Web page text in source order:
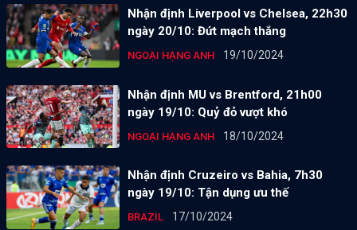
Nhận định Liverpool vs Chelsea, 22h30
ngày 20/10: Đứt mạch thắng
NGOẠI HẠNG ANH 19/10/2024
Nhận định MU vs Brentford, 21h00
ngày 19/10: Quỷ đỏ vượt khó
NGOẠI HẠNG ANH 18/10/2024
Nhận định Cruzeiro vs Bahia, 7h30
ngày 19/10: Tận dụng ưu thế
BRAZIL 17/10/2024